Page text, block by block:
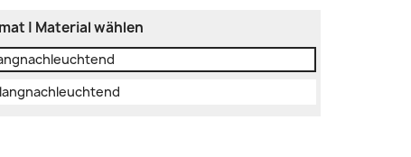
| Material wählen